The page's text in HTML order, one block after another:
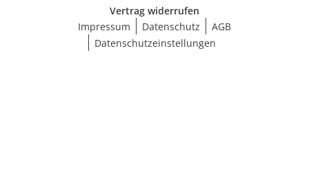
Vertrag widerrufen
Impressum
Datenschutz
AGB
Datenschutzeinstellungen